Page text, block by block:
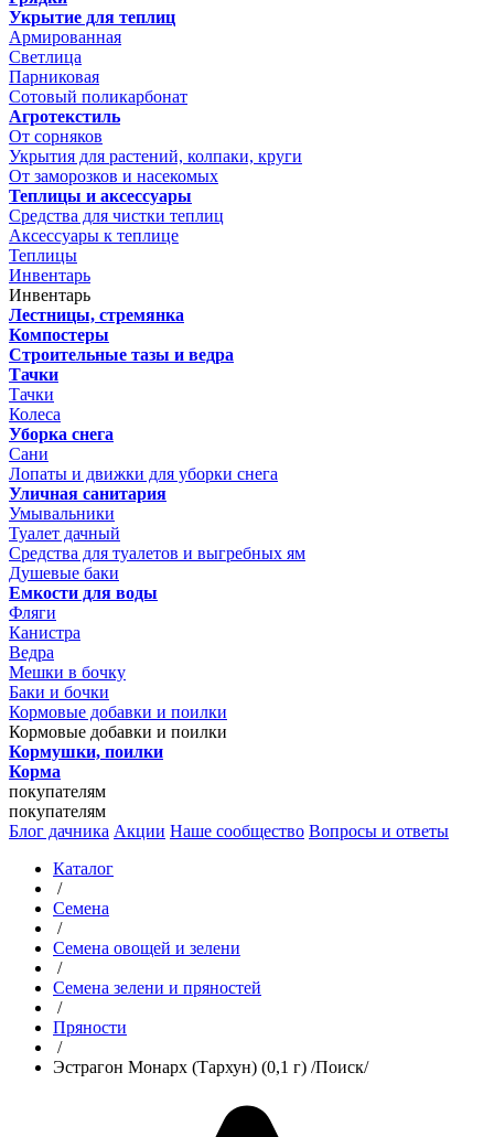
Укрытие для теплиц
Армированная
Светлица
Парниковая
Сотовый поликарбонат
Агротекстиль
От сорняков
Укрытия для растений, колпаки, круги
От заморозков и насекомых
Теплицы и аксессуары
Средства для чистки теплиц
Аксессуары к теплице
Теплицы
Инвентарь
Инвентарь
Лестницы, стремянка
Компостеры
Строительные тазы и ведра
Тачки
Тачки
Колеса
Уборка снега
Сани
Лопаты и движки для уборки снега
Уличная санитария
Умывальники
Туалет дачный
Средства для туалетов и выгребных ям
Душевые баки
Емкости для воды
Фляги
Канистра
Ведра
Мешки в бочку
Баки и бочки
Кормовые добавки и поилки
Кормовые добавки и поилки
Кормушки, поилки
Корма
покупателям
покупателям
Блог дачника Акции Наше сообщество Вопросы и ответы
Каталог
/
Семена
/
Семена овощей и зелени
/
Семена зелени и пряностей
/
Пряности
/
Эстрагон Монарх (Тархун) (0,1 г) /Поиск/